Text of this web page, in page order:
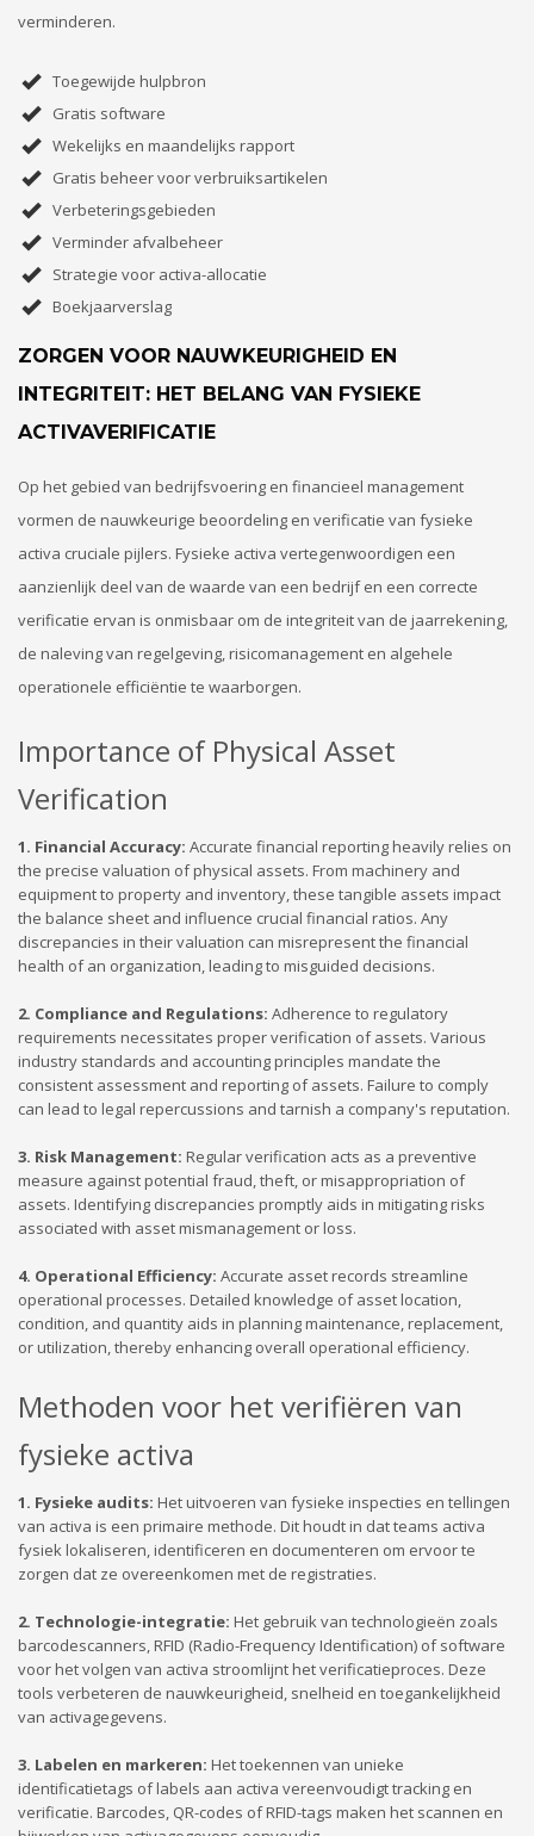
verminderen.
Toegewijde hulpbron
Gratis software
Wekelijks en maandelijks rapport
Gratis beheer voor verbruiksartikelen
Verbeteringsgebieden
Verminder afvalbeheer
Strategie voor activa-allocatie
Boekjaarverslag
ZORGEN VOOR NAUWKEURIGHEID EN
INTEGRITEIT: HET BELANG VAN FYSIEKE
ACTIVAVERIFICATIE
Op het gebied van bedrijfsvoering en financieel management
vormen de nauwkeurige beoordeling en verificatie van fysieke
activa cruciale pijlers. Fysieke activa vertegenwoordigen een
aanzienlijk deel van de waarde van een bedrijf en een correcte
verificatie ervan is onmisbaar om de integriteit van de jaarrekening,
de naleving van regelgeving, risicomanagement en algehele
operationele efficiëntie te waarborgen.
Importance of Physical Asset
Verification
1. Financial Accuracy: Accurate financial reporting heavily relies on
the precise valuation of physical assets. From machinery and
equipment to property and inventory, these tangible assets impact
the balance sheet and influence crucial financial ratios. Any
discrepancies in their valuation can misrepresent the financial
health of an organization, leading to misguided decisions.
2. Compliance and Regulations: Adherence to regulatory
requirements necessitates proper verification of assets. Various
industry standards and accounting principles mandate the
consistent assessment and reporting of assets. Failure to comply
can lead to legal repercussions and tarnish a company's reputation.
3. Risk Management: Regular verification acts as a preventive
measure against potential fraud, theft, or misappropriation of
assets. Identifying discrepancies promptly aids in mitigating risks
associated with asset mismanagement or loss.
4. Operational Efficiency: Accurate asset records streamline
operational processes. Detailed knowledge of asset location,
condition, and quantity aids in planning maintenance, replacement,
or utilization, thereby enhancing overall operational efficiency.
Methoden voor het verifiëren van
fysieke activa
1. Fysieke audits: Het uitvoeren van fysieke inspecties en tellingen
van activa is een primaire methode. Dit houdt in dat teams activa
fysiek lokaliseren, identificeren en documenteren om ervoor te
zorgen dat ze overeenkomen met de registraties.
2. Technologie-integratie: Het gebruik van technologieën zoals
barcodescanners, RFID (Radio-Frequency Identification) of software
voor het volgen van activa stroomlijnt het verificatieproces. Deze
tools verbeteren de nauwkeurigheid, snelheid en toegankelijkheid
van activagegevens.
3. Labelen en markeren: Het toekennen van unieke
identificatietags of labels aan activa vereenvoudigt tracking en
verificatie. Barcodes, QR-codes of RFID-tags maken het scannen en